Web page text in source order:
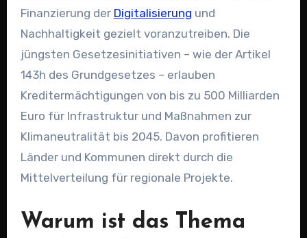
Finanzierung der Digitalisierung und
Nachhaltigkeit gezielt voranzutreiben. Die
jüngsten Gesetzesinitiativen – wie der Artikel
143h des Grundgesetzes – erlauben
Kreditermächtigungen von bis zu 500 Milliarden
Euro für Infrastruktur und Maßnahmen zur
Klimaneutralität bis 2045. Davon profitieren
Länder und Kommunen direkt durch die
Mittelverteilung für regionale Projekte.
Warum ist das Thema